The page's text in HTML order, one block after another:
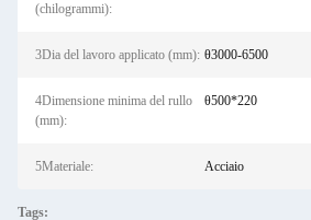
(chilogrammi):
3Dia del lavoro applicato (mm): θ3000-6500
4Dimensione minima del rullo
(mm):
θ500*220
5Materiale: Acciaio
Tags: